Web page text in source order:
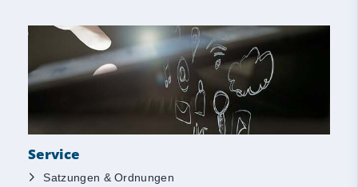
Service
Satzungen & Ordnungen